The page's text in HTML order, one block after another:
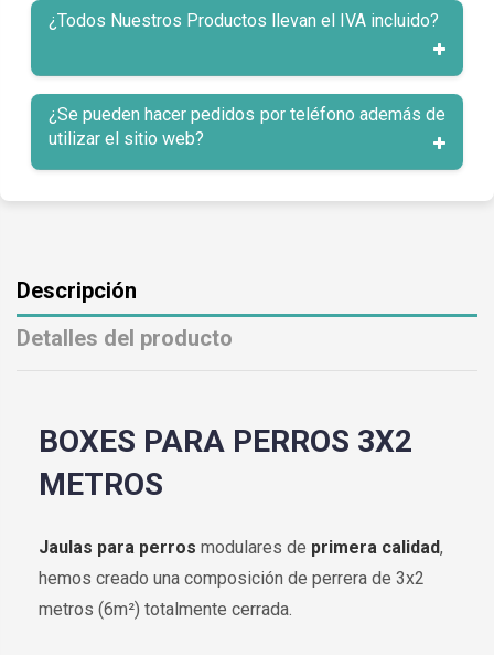
¿Todos Nuestros Productos llevan el IVA incluido?
¿Se pueden hacer pedidos por teléfono además de
utilizar el sitio web?
Descripción
Detalles del producto
BOXES PARA PERROS 3X2
METROS
Jaulas para perros modulares de primera calidad,
hemos creado una composición de perrera de 3x2
metros (6m²) totalmente cerrada.